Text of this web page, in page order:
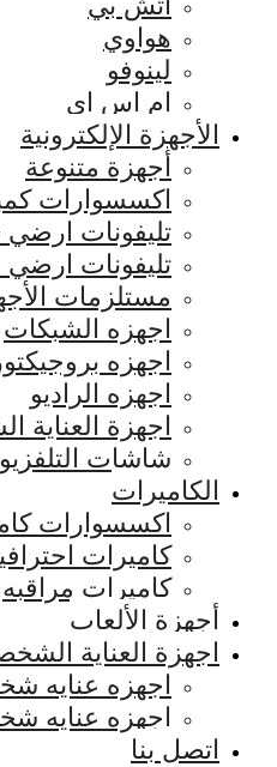
هواوي
لينوفو
ام اس اي
الأجهزة الإلكترونية
أجهزة متنوعة
اكسسوارات
تليفونات ارضي
تليفونات ارضي
مستلزمات
اجهزه الشبكات
اجهزه
اجهزه الراديو
اجهزة العناية
شاشات
الكاميرات
اكسسوارات
كاميرات
كاميرات مراقبه
أجهزة الألعاب
اجهزة العناية
اجهزه عنايه
اجهزه عنايه
اتصل بنا